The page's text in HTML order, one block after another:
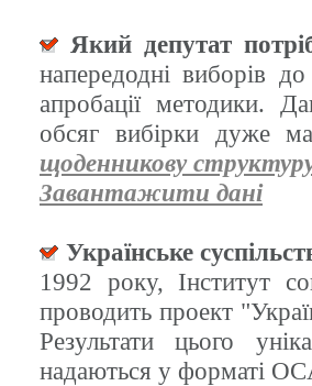
Який депутат
напередодні виборів
апробації методики.
обсяг вибірки дуже
щоденникову
Завантажити дані
Українське
1992 року, Інститут
проводить проект
Результати цього
надаються у форматі